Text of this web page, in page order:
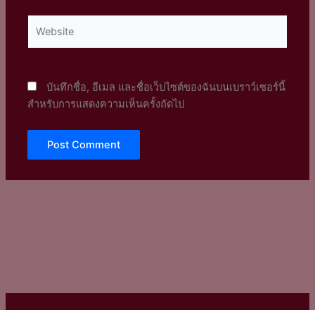
บันทึกชื่อ, อีเมล และชื่อเว็บไซต์ของฉันบนเบราว์เซอร์นี้
สำหรับการแสดงความเห็นครั้งถัดไป